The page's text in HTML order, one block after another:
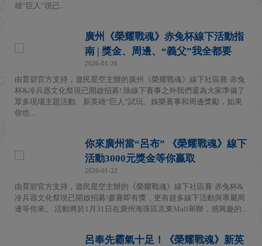
雄“巨人”現已...
廣州《榮耀戰魂》赤兔杯線下活動指
南 | 獎金、周邊、“義父”我全都要
2026-01-26
由育碧官方支持，遊民星空主辦的廣州《榮耀戰魂》線下社區賽·赤兔
杯&冷兵器文化祭現已開啟招募! 除線下賽事之外我們還為大家準備了
眾多現場主題活動、新英雄“巨人”試玩、娛樂賽事和周邊獎勵，如果
你也...
你來廣州當“呂布” 《榮耀戰魂》線下
活動3000元獎金等你贏取
2026-01-22
由育碧官方支持，遊民星空主辦的《榮耀戰魂》線下社區賽·赤兔杯&
冷兵器文化祭現已開啟招募!參賽即有獎，更有超多線下活動與專屬周
邊等你來。 活動將於1月31日在廣州海珠區京東Mall舉辦，感興趣的...
呂奉先霸氣十足！《榮耀戰魂》新英